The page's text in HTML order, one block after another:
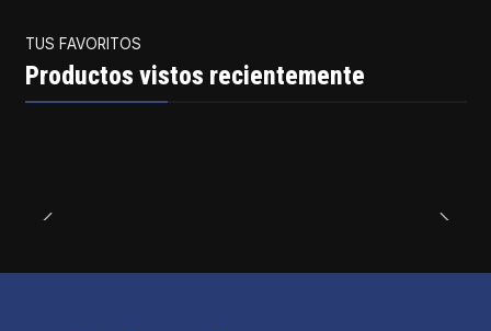
TUS FAVORITOS
Productos vistos recientemente